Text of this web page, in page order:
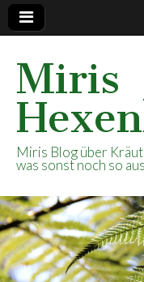
Miris
Miris Blog über
was sonst noch so